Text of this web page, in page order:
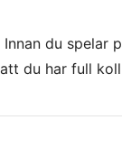
Innan du spelar
att du har full